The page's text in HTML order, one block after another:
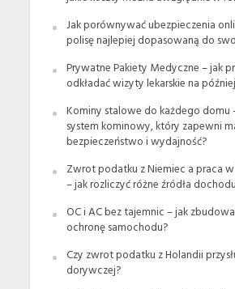
Jak porównywać ubezpieczenia
polisę najlepiej dopasowaną do
Prywatne Pakiety Medyczne – jak
odkładać wizyty lekarskie na
Kominy stalowe do każdego domu
system kominowy, który zapewni
bezpieczeństwo i wydajność?
Zwrot podatku z Niemiec a praca
– jak rozliczyć różne źródła
OC i AC bez tajemnic – jak
ochronę samochodu?
Czy zwrot podatku z Holandii
dorywczej?